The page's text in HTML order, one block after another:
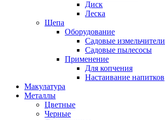
Диск
Леска
Щепа
Оборудование
Садовые измельчители
Садовые пылесосы
Применение
Для копчения
Настаивание напитков
Макулатура
Металлы
Цветные
Черные